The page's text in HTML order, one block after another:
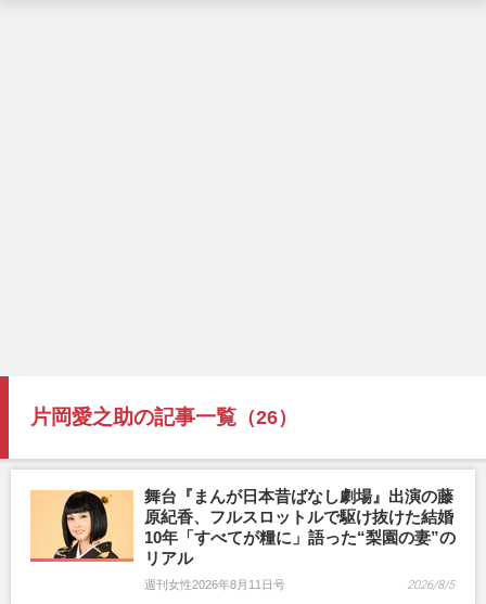
片岡愛之助の記事一覧 （26）
舞台『まんが日本昔ばなし劇場』出演の藤
原紀香、フルスロットルで駆け抜けた結婚
10年「すべてが糧に」語った“梨園の妻”の
リアル
週刊女性2026年8月11日号 2026/8/5